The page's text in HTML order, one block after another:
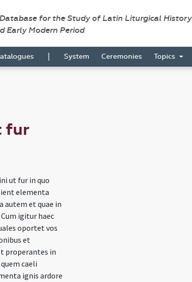
for the Study of Latin Liturgical History
Early Modern Period
| System Ceremonies Topics
fur
ut fur in quo
elementa
autem et quae in
igitur haec
oportet vos
et
properantes in
caeli
ignis ardore